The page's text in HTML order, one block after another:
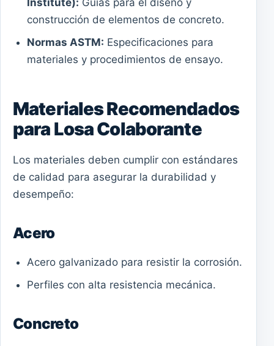
Institute): Guías para el diseño y
construcción de elementos de concreto.
Normas ASTM: Especificaciones para
materiales y procedimientos de ensayo.
Materiales Recomendados
para Losa Colaborante
Los materiales deben cumplir con estándares
de calidad para asegurar la durabilidad y
desempeño:
Acero
Acero galvanizado para resistir la corrosión.
Perfiles con alta resistencia mecánica.
Concreto